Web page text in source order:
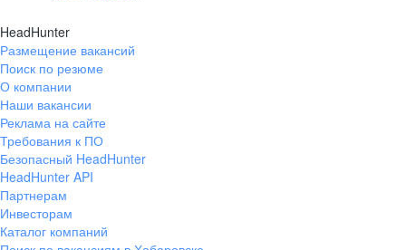
HeadHunter
Размещение вакансий
Поиск по резюме
О компании
Наши вакансии
Реклама на сайте
Требования к ПО
Безопасный HeadHunter
HeadHunter API
Партнерам
Инвесторам
Каталог компаний